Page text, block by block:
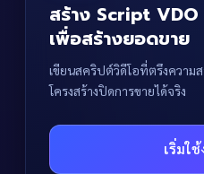
สร้าง Script VDO
เพื่อสร้างยอดขาย
เขียนสคริปต์วิดีโอที่ตรึงความ
โครงสร้างปิดการขายได้จริง
เริ่มใ